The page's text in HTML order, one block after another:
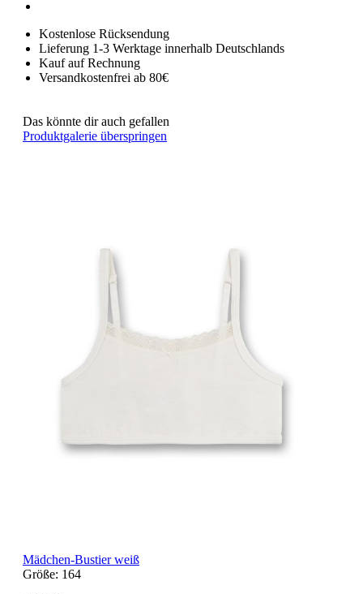
Kostenlose Rücksendung
Lieferung 1-3 Werktage innerhalb Deutschlands
Kauf auf Rechnung
Versandkostenfrei ab 80€
Das könnte dir auch gefallen
Produktgalerie überspringen
Mädchen-Bustier weiß
Größe: 164